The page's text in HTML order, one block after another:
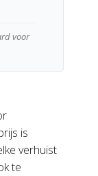
voor
is
verhuist
te